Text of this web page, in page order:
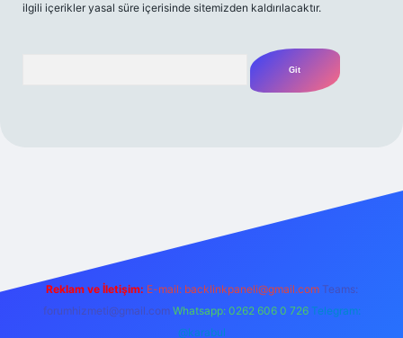
ilgili içerikler yasal süre içerisinde sitemizden kaldırılacaktır.
Reklam ve İletişim: E-mail: backlinkpaneli@gmail.com Teams:
forumhizmeti@gmail.com Whatsapp: 0262 606 0 726 Telegram:
@karabul